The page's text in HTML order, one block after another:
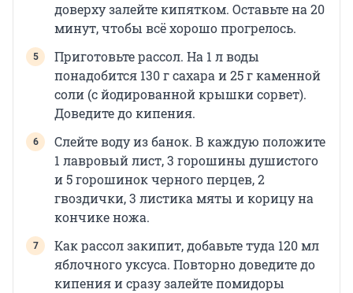
доверху залейте кипятком. Оставьте на 20
минут, чтобы всё хорошо прогрелось.
Приготовьте рассол. На 1 л воды
понадобится 130 г сахара и 25 г каменной
соли (с йодированной крышки сорвет).
Доведите до кипения.
Слейте воду из банок. В каждую положите
1 лавровый лист, 3 горошины душистого
и 5 горошинок черного перцев, 2
гвоздички, 3 листика мяты и корицу на
кончике ножа.
Как рассол закипит, добавьте туда 120 мл
яблочного уксуса. Повторно доведите до
кипения и сразу залейте помидоры